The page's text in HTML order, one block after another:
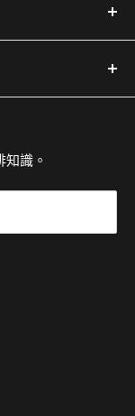
1 樓
識。